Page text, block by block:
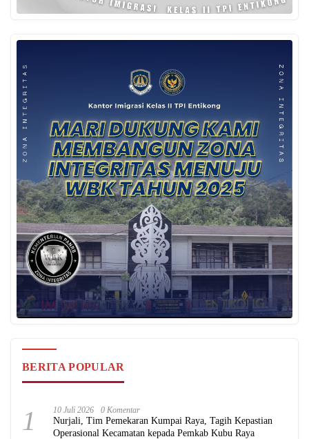
BERITA POPULAR
1 10 Juli 2026 0 Komentar
Nurjali, Tim Pemekaran Kumpai Raya, Tagih Kepastian
Operasional Kecamatan kepada Pemkab Kubu Raya